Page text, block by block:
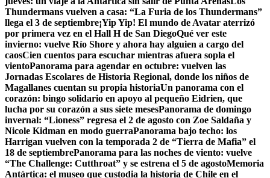
Thundermans vuelven a casa: “La Furia de los Thundermans”
llega el 3 de septiembre¡Yip Yip! El mundo de Avatar aterrizó
por primera vez en el Hall H de San DiegoQué ver este
invierno: vuelve Río Shore y ahora hay alguien a cargo del
caosCien cuentos para escuchar mientras afuera sopla el
vientoPanorama para agendar en octubre: vuelven las
Jornadas Escolares de Historia Regional, donde los niños de
Magallanes cuentan su propia historiaUn panorama con el
corazón: bingo solidario en apoyo al pequeño Eidrien, que
lucha por su corazón a sus siete mesesPanorama de domingo
invernal: “Lioness” regresa el 2 de agosto con Zoe Saldaña y
Nicole Kidman en modo guerraPanorama bajo techo: los
Harrigan vuelven con la temporada 2 de “Tierra de Mafia” el
18 de septiembrePanorama para las noches de viento: vuelve
“The Challenge: Cutthroat” y se estrena el 5 de agostoMemoria
Antártica: el museo que custodia la historia de Chile en el